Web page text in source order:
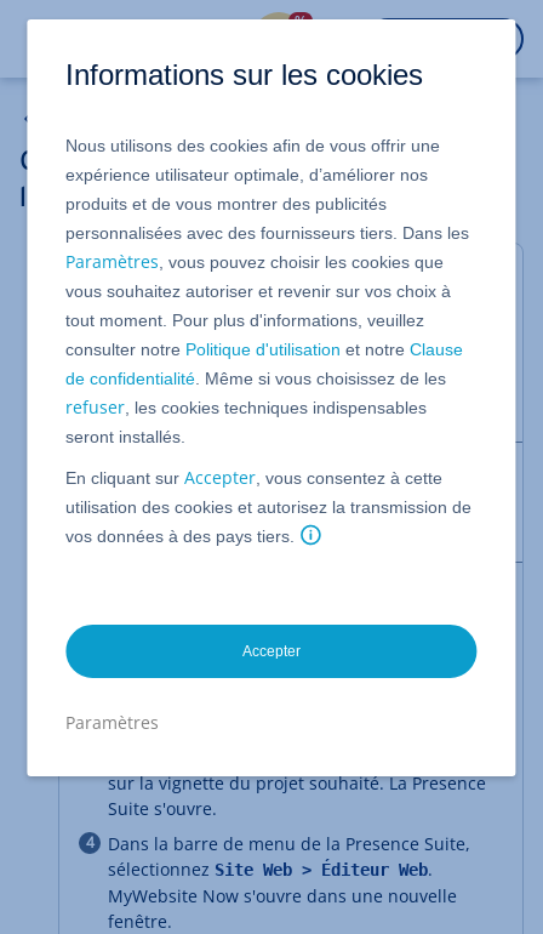
%
Créer automatiquement des textes avec
l'intelligence artificielle (IA)
Valable pour MyWebsite Now.
MyWebsite Now vous aide, grâce à l'intelligence
artificielle (IA), à créer automatiquement des textes
pour votre projet de site Web. Dans cet article nous
vous montrons comment générer ce contenu et
l'insérer sur votre site Web.
Remarque
La création de textes avec l'IA n'est pas incluse dans
tous les tarifs MyWebsite Now.
vos projets Web s'affiche.
sur la vignette du projet souhaité. La Presence
Suite s'ouvre.
Dans la barre de menu de la Presence Suite,
sélectionnez Site Web > Éditeur Web.
MyWebsite Now s'ouvre dans une nouvelle
fenêtre.
Informations sur les cookies
Nous utilisons des cookies afin de vous offrir une
expérience utilisateur optimale, d’améliorer nos
produits et de vous montrer des publicités
personnalisées avec des fournisseurs tiers. Dans les
Paramètres , vous pouvez choisir les cookies que
vous souhaitez autoriser et revenir sur vos choix à
tout moment. Pour plus d'informations, veuillez
consulter notre Politique d'utilisation et notreClause
de confidentialité . Même si vous choisissez de les
refuser , les cookies techniques indispensables
seront installés.
En cliquant surAccepter , vous consentez à cette
utilisation des cookies et autorisez la transmission de
vos données à des pays tiers.
Accepter
Paramètres